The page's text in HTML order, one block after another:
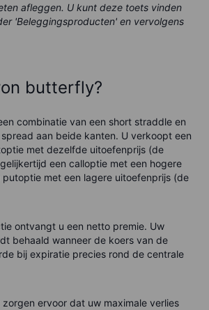
afleggen. U kunt deze toets vinden
'Beleggingsproducten' en vervolgens
butterfly?
combinatie van een short straddle en
aan beide kanten. U verkoopt een
met dezelfde uitoefenprijs (de
een calloptie met een hogere
putoptie met een lagere uitoefenprijs (de
ontvangt u een netto premie. Uw
behaald wanneer de koers van de
bij expiratie precies rond de centrale
ervoor dat uw maximale verlies